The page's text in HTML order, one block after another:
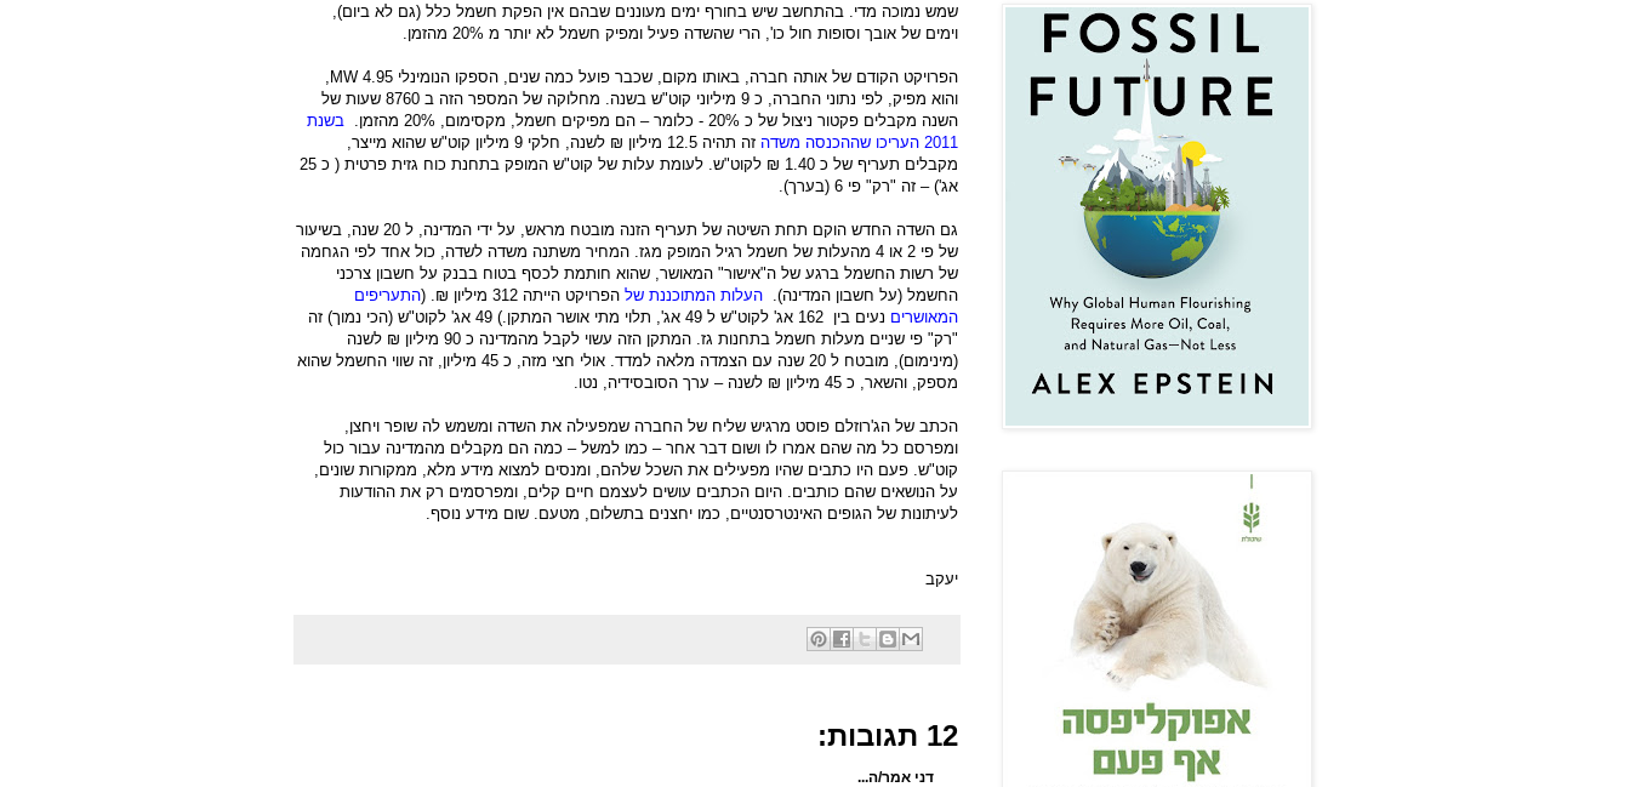
שמש נמוכה מדי. בהתחשב שיש בחורף ימים מעוננים שבהם אין הפקת חשמל כלל (גם לא ביום),
וימים של אובך וסופות חול כו', הרי שהשדה פעיל ומפיק חשמל לא יותר מ 20% מהזמן.
הפרויקט הקודם של אותה חברה, באותו מקום, שכבר פועל כמה שנים, הספקו הנומינלי 4.95 MW
והוא מפיק, לפי נתוני החברה, כ 9 מיליוני קוט"ש בשנה. מחלוקה של המספר הזה ב 8760 שעות של
השנה מקבלים פקטור ניצול של כ 20% - כלומר – הם מפיקים חשמל, מקסימום, 20% מהזמן.
בשנת
2011 העריכו שההכנסה משדה
זה תהיה 12.5 מיליון ₪ לשנה, חלקי 9 מיליון קוט"ש שהוא מייצר,
מקבלים תעריף של כ 1.40 ₪ לקוט"ש. לעומת עלות של קוט"ש המופק בתחנת כוח גזית פרטית ( כ 25
אג') – זה "רק" פי 6 (בערך).
גם השדה החדש הוקם תחת השיטה של תעריף הזנה מובטח מראש, על ידי המדינה, ל 20 שנה, בשיעור
של פי 2 או 4 מהעלות של חשמל רגיל המופק מגז. המחיר משתנה משדה לשדה, כול אחד לפי הגחמה
של רשות החשמל ברגע של ה"אישור" המאושר, שהוא חותמת לכסף בטוח בבנק על חשבון צרכני
החשמל (על חשבון המדינה). העלות המתוכננת של הפרויקט הייתה 312 מיליון ₪. (
התעריפים
המאושרים
נעים בין 162 אג' לקוט"ש ל 49 אג', תלוי מתי אושר המתקן.) 49 אג' לקוט"ש (הכי נמוך) זה
"רק" פי שניים מעלות חשמל בתחנות גז. המתקן הזה עשוי לקבל מהמדינה כ 90 מיליון ₪ לשנה
(מינימום), מובטח ל 20 שנה עם הצמדה מלאה למדד. אולי חצי מזה, כ 45 מיליון, זה שווי החשמל שהוא
מספק, והשאר, כ 45 מיליון ₪ לשנה – ערך הסובסידיה, נטו.
הכתב של הג'רוזלם פוסט מרגיש שליח של החברה שמפעילה את השדה ומשמש לה שופר ויחצן,
ומפרסם כל מה שהם אמרו לו ושום דבר אחר – כמו למשל – כמה הם מקבלים מהמדינה עבור כול
קוט"ש. פעם היו כתבים שהיו מפעילים את השכל שלהם, ומנסים למצוא מידע מלא, ממקורות שונים,
על הנושאים שהם כותבים. היום הכתבים עושים לעצמם חיים קלים, ומפרסמים רק את ההודעות
לעיתונות של הגופים האינטרסנטיים, כמו יחצנים בתשלום, מטעם. שום מידע נוסף.
יעקב
12 תגובות:
דני אמר/ה...